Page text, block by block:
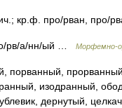
кр.ф. про/рван, про/
рв/а/нн/ый … Морфемно-
порванный,
изодранный,
дернутый,